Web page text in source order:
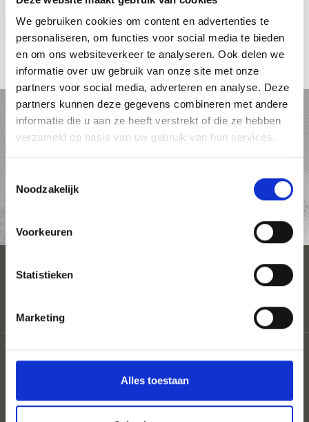
We gebruiken cookies om content en advertenties te
personaliseren, om functies voor social media te bieden
en om ons websiteverkeer te analyseren. Ook delen we
informatie over uw gebruik van onze site met onze
partners voor social media, adverteren en analyse. Deze
partners kunnen deze gegevens combineren met andere
informatie die u aan ze heeft verstrekt of die ze hebben
verzameld op basis van uw gebruik van hun services.
Toestemmingsselectie
Noodzakelijk
Voorkeuren
Statistieken
Marketing
Alles toestaan
Online-kaart
VAKANTIE IN SCHLANDERS EN LAAS
PAKKETTEN
Partner
Coloron